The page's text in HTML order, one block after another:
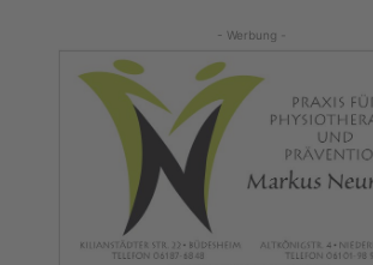
- Werbung -